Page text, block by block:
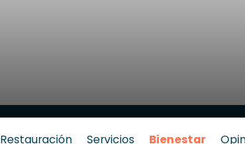
Restauración Servicios Bienestar